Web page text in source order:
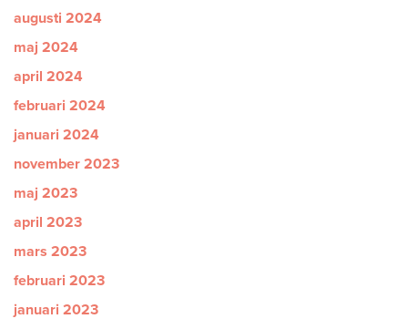
augusti 2024
maj 2024
april 2024
februari 2024
januari 2024
november 2023
maj 2023
april 2023
mars 2023
februari 2023
januari 2023